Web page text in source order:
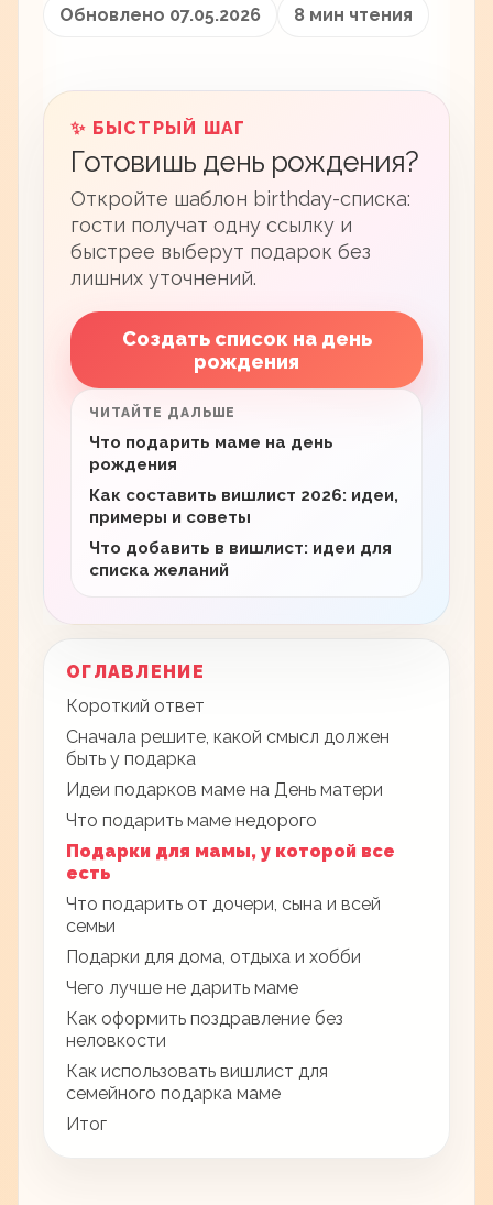
Обновлено 07.05.2026 8 мин чтения
✨ БЫСТРЫЙ ШАГ
Готовишь день рождения?
Откройте шаблон birthday-списка:
гости получат одну ссылку и
быстрее выберут подарок без
лишних уточнений.
Создать список на день
рождения
ЧИТАЙТЕ ДАЛЬШЕ
Что подарить маме на день
рождения
Как составить вишлист 2026: идеи,
примеры и советы
Что добавить в вишлист: идеи для
списка желаний
ОГЛАВЛЕНИЕ
Короткий ответ
Сначала решите, какой смысл должен
быть у подарка
Идеи подарков маме на День матери
Что подарить маме недорого
Подарки для мамы, у которой все
есть
Что подарить от дочери, сына и всей
семьи
Подарки для дома, отдыха и хобби
Чего лучше не дарить маме
Как оформить поздравление без
неловкости
Как использовать вишлист для
семейного подарка маме
Итог